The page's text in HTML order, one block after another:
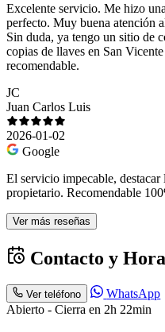
Excelente servicio. Me hizo
perfecto. Muy buena atención
Sin duda, ya tengo un sitio de
copias de llaves en San
recomendable.
JC
Juan Carlos Luis
2026-01-02
Google
El servicio impecable,
propietario. Recomendable
Ver más reseñas
Contacto y
Ver teléfono
WhatsApp
Abierto - Cierra en 2h 22min